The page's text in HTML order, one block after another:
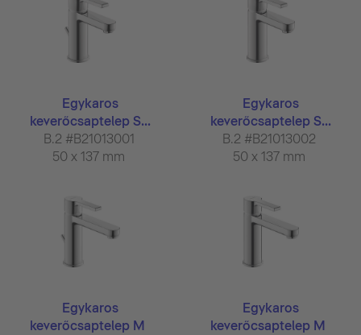
Egykaros
keverőcsaptelep S...
B.2 #B21013001
50 x 137 mm
Egykaros
keverőcsaptelep S...
B.2 #B21013002
50 x 137 mm
Egykaros
keverőcsaptelep M
Egykaros
keverőcsaptelep M